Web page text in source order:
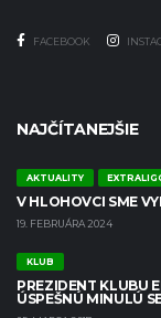
FACEBOOK
NAJČÍTANEJŠIE
AKTUALITY
V HLOHOVCI SME
19. FEBRUÁRA 2024
KLUB
PREZIDENT KLUBU
ÚSPEŠNÚ MINULÚ